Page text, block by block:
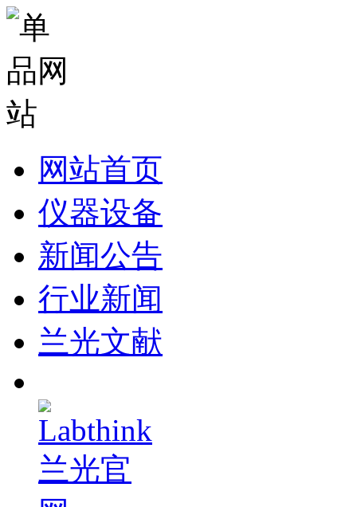
网站首页
仪器设备
新闻公告
行业新闻
兰光文献